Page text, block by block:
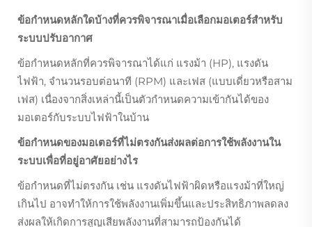
ข้อกำหนดหลักใดบ้างที่ควรพิจารณาเมื่อเลือกมอเตอร์สำหรับ
ระบบปรับอากาศ
ข้อกำหนดหลักที่ควรพิจารณาได้แก่ แรงม้า (HP), แรงดัน
ไฟฟ้า, จำนวนรอบต่อนาที (RPM) และเฟส (แบบเดี่ยวหรือสาม
เฟส) เนื่องจากสิ่งเหล่านี้เป็นตัวกำหนดความเข้ากันได้ของ
มอเตอร์กับระบบไฟฟ้าในบ้าน
ข้อกำหนดของมอเตอร์ที่ไม่ตรงกันส่งผลต่อการใช้พลังงานใน
ระบบเพื่อที่อยู่อาศัยอย่างไร
ข้อกำหนดที่ไม่ตรงกัน เช่น แรงดันไฟฟ้าผิดหรือแรงม้าที่ใหญ่
เกินไป อาจทำให้การใช้พลังงานเพิ่มขึ้นและประสิทธิภาพลดลง
ส่งผลให้เกิดการสูญเสียพลังงานที่สามารถป้องกันได้